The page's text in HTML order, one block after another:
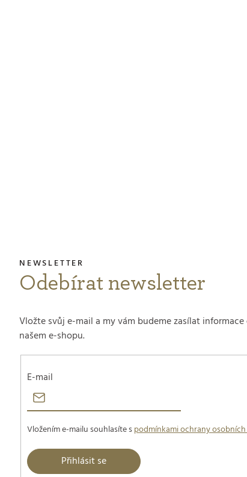
Odebírat newsletter
Vložte svůj e-mail a my vám budeme zasílat
našem e-shopu.
E-mail
Vložením e-mailu souhlasíte spodmínkami ochrany
Přihlásit se